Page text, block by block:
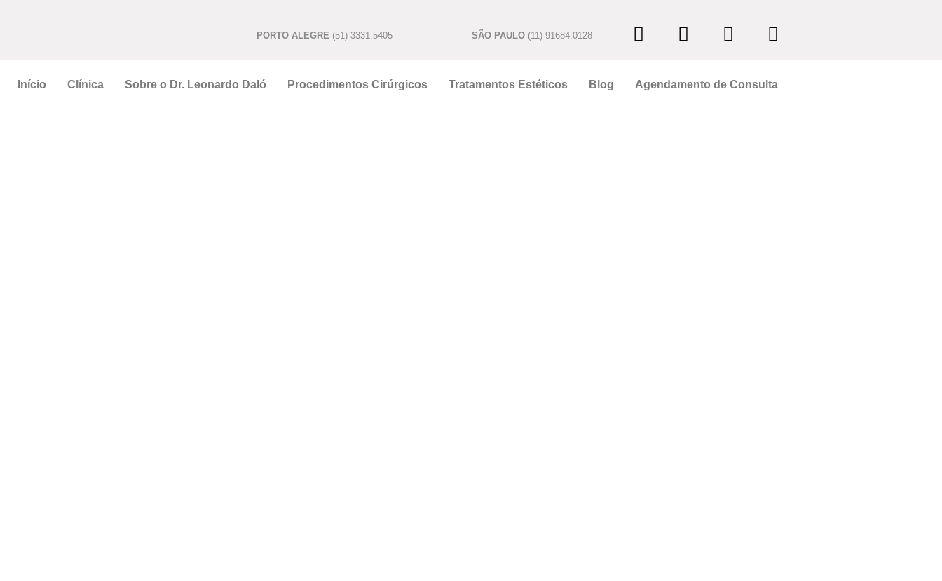
PORTO ALEGRE (51) 3331.5405 SÃO PAULO (11) 91684.0128
Início Clínica Sobre o Dr. Leonardo Daló Procedimentos Cirúrgicos Tratamentos Estéticos Blog Agendamento de Consulta